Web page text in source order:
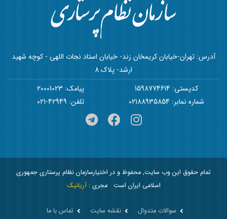
آدرس: تهران-خیابان کریمخان زند- خیابان استاد نجات اللهی - کوچه شهید
ارشد- پلاک 8
کدپستی: 1598774614
پیامک: 20001023
شماره نمابر: 02188935854
تلفن: 42949-021
تمام حقوق این وب سایت, محفوظ و در اختیارسازمان نظام پرستاری جمهوری
اسلامی ایران است
مجری :آریانیک
سوالات متدوال نقشه سایت تماس با ما